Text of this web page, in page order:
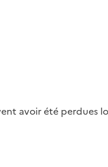
avoir été perdues